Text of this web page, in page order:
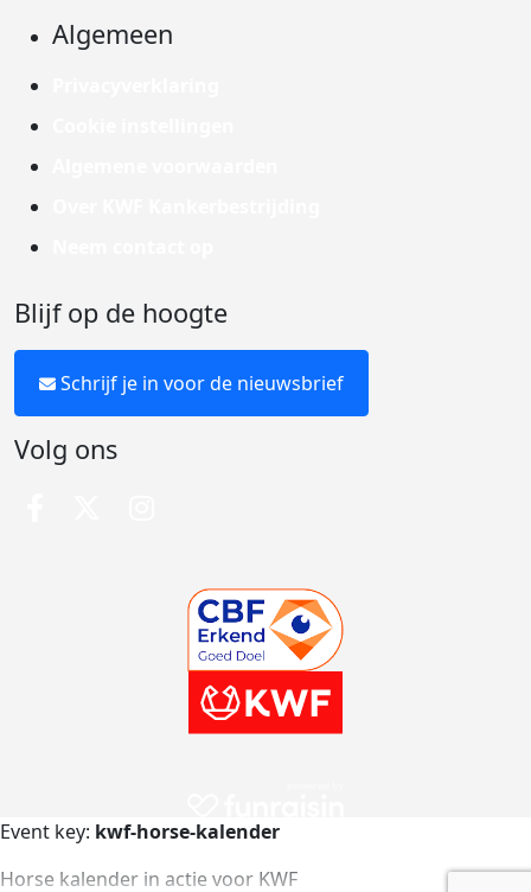
Algemeen
Blijf op de hoogte
Schrijf je in voor de nieuwsbrief
Volg ons
Event key: kwf-horse-kalender
Horse kalender in actie voor KWF